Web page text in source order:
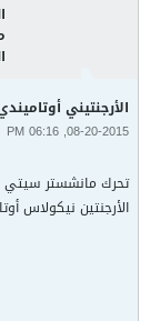
الأرجنتيني
08-20-2015, 06:16 PM
تحرك مانشستر سيتي
الأرجنتين نيكولاس